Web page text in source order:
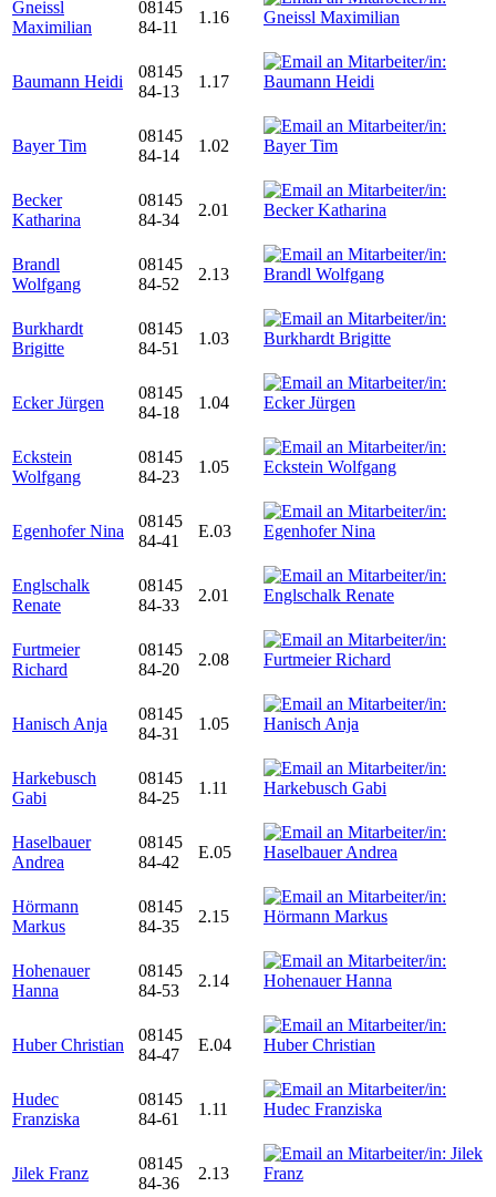
Gneissl
Maximilian
08145
84-11
1.16
Baumann Heidi
08145
84-13
1.17
Bayer Tim
08145
84-14
1.02
Becker
Katharina
08145
84-34
2.01
Brandl
Wolfgang
08145
84-52
2.13
Burkhardt
Brigitte
08145
84-51
1.03
Ecker Jürgen
08145
84-18
1.04
Eckstein
Wolfgang
08145
84-23
1.05
Egenhofer Nina
08145
84-41
E.03
Englschalk
Renate
08145
84-33
2.01
Furtmeier
Richard
08145
84-20
2.08
Hanisch Anja
08145
84-31
1.05
Harkebusch
Gabi
08145
84-25
1.11
Haselbauer
Andrea
08145
84-42
E.05
Hörmann
Markus
08145
84-35
2.15
Hohenauer
Hanna
08145
84-53
2.14
Huber Christian
08145
84-47
E.04
Hudec
Franziska
08145
84-61
1.11
Jilek Franz
08145
84-36
2.13